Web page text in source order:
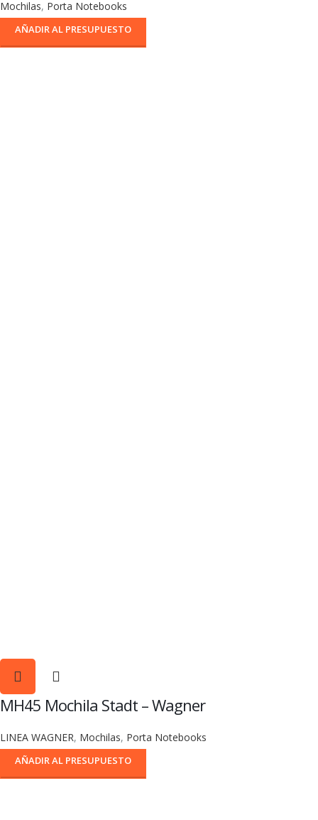
Mochilas, Porta Notebooks
AÑADIR AL PRESUPUESTO
MH45 Mochila Stadt – Wagner
LINEA WAGNER, Mochilas, Porta Notebooks
AÑADIR AL PRESUPUESTO